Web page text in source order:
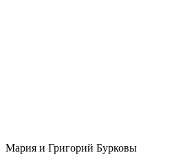
Мария и Григорий Бурковы